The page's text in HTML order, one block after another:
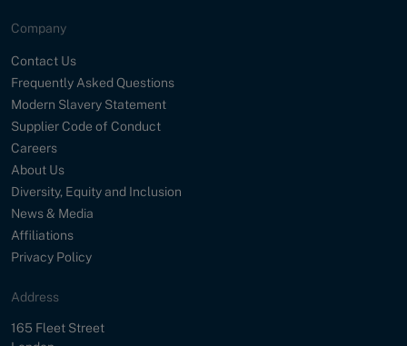
Company
Contact Us
Frequently Asked Questions
Modern Slavery Statement
Supplier Code of Conduct
Careers
About Us
Diversity, Equity and Inclusion
News & Media
Affiliations
Privacy Policy
Address
Street
165 Fleet Street